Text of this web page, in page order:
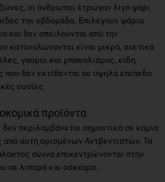
οι άνθρωποι έτρωγαν λίγο ψάρι
την εβδομάδα. Επιλέγουν ψάρια
και δεν απειλούνται από την
καταναλώνονται είναι μικρά, σχετικά
γαύροι και μπακαλιάρος, είδη
που δεν εκτίθενται σε υψηλά επίπεδα
ουσίες.
προϊόντα
περιλαμβάνεται σημαντικά σε καμία
αυτή ορισμένων Αντβεντιστών. Τα
συχνά επικεντρώνονται στην
σε λιπαρά και σάκχαρα.